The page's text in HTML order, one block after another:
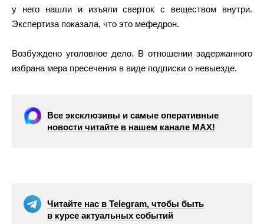
у него нашли и изъяли сверток с веществом внутри.
Экспертиза показала, что это мефедрон.
Возбуждено уголовное дело. В отношении задержанного
избрана мера пресечения в виде подписки о невыезде.
Все эксклюзивы и самые оперативные
новости читайте в нашем канале МАХ!
Читайте нас в Telegram, чтобы быть
в курсе актуальных событий